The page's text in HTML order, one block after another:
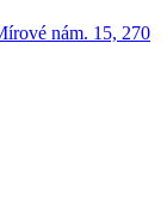
nám. 15, 270